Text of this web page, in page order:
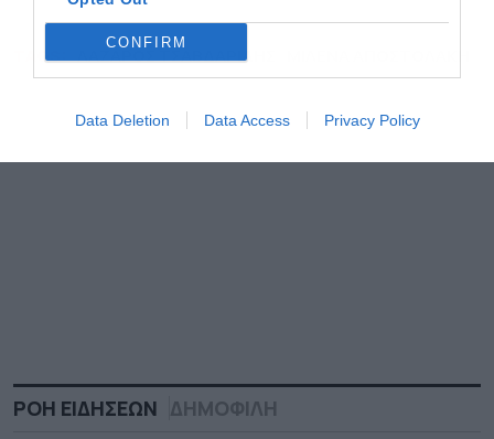
CONFIRM
Data Deletion Data Access Privacy Policy
TAGS: ΛΑΖΑΡΟΣ ΤΣΑΒΔΑΡΙΔΗΣ
ΡΟΗ ΕΙΔΗΣΕΩΝ ΔΗΜΟΦΙΛΗ